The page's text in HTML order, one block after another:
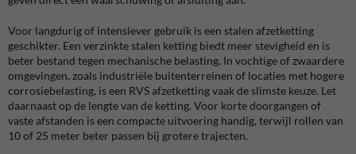
Voor langdurig of intensiever gebruik is een stalen afzetketting
geschikter. Een verzinkte stalen ketting biedt meer stevigheid en is
beter bestand tegen mechanische belasting. In vochtige of zwaardere
omgevingen, zoals industriële buitenterreinen of locaties met hogere
corrosiebelasting, is een RVS afzetketting vaak de slimste keuze. Let
daarnaast op de lengte van de ketting. Voor korte doorgangen of
vaste afstanden is een compacte uitvoering handig, terwijl rollen van
10 of 25 meter beter passen bij grotere trajecten.